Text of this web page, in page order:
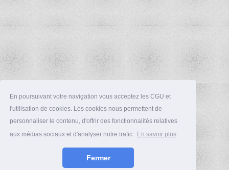
En poursuivant votre navigation vous acceptez les CGU et
l'utilisation de cookies. Les cookies nous permettent de
personnaliser le contenu, d'offrir des fonctionnalités relatives
aux médias sociaux et d'analyser notre trafic. En savoir plus
Fermer